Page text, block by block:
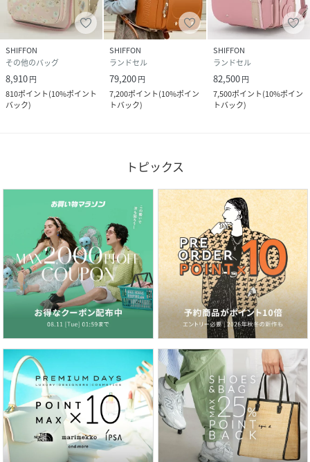
そのシーズンに花を添える。
商品写真はできる限り現品を再現するように心がけています
製品の仕様およびデザインは改善等のため、予告なく変更す
る場合がございます。
性別タイプ キッズ
原産国 日本
素材
主素材：クラリーノエフ
背カン：フィットちゃん
補強(口前)：しっかりくん
反射素材：持ち手/肩ベルトに搭載
錠前：差し込み錠
サイズ ONESIZE
品番
JB5225_PJR
(PJR-23022-400-000 JB5225)
SHIFFON
その他のバッグ
8,910円
810ポイント(10%ポイント
バック)
SHIFFON
ランドセル
79,200円
7,200ポイント(10%ポイン
トバック)
SHIFFON
ランドセル
82,500円
7,500ポイント(10%ポイン
トバック)
トピックス